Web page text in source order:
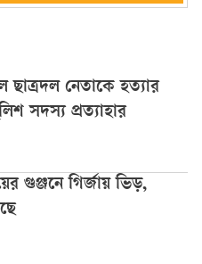
ছাত্রদল নেতাকে হত্যার
সদস্য প্রত্যাহার
গুঞ্জনে গির্জায় ভিড়,